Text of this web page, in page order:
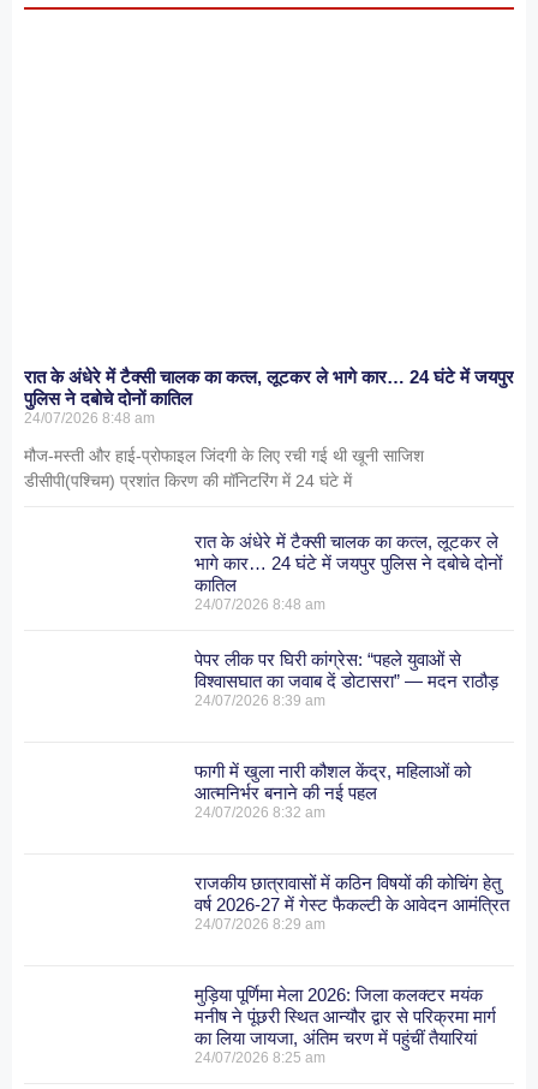
रात के अंधेरे में टैक्सी चालक का कत्ल, लूटकर ले भागे कार… 24 घंटे में जयपुर
पुलिस ने दबोचे दोनों कातिल
24/07/2026 8:48 am
मौज-मस्ती और हाई-प्रोफाइल जिंदगी के लिए रची गई थी खूनी साजिश
डीसीपी(पश्चिम) प्रशांत किरण की मॉनिटरिंग में 24 घंटे में
रात के अंधेरे में टैक्सी चालक का कत्ल, लूटकर ले
भागे कार… 24 घंटे में जयपुर पुलिस ने दबोचे दोनों
कातिल
24/07/20268:48 am
पेपर लीक पर घिरी कांग्रेस: “पहले युवाओं से
विश्वासघात का जवाब दें डोटासरा” — मदन राठौड़
24/07/20268:39 am
फागी में खुला नारी कौशल केंद्र, महिलाओं को
आत्मनिर्भर बनाने की नई पहल
24/07/20268:32 am
राजकीय छात्रावासों में कठिन विषयों की कोचिंग हेतु
वर्ष 2026-27 में गेस्ट फैकल्टी के आवेदन आमंत्रित
24/07/20268:29 am
मुड़िया पूर्णिमा मेला 2026: जिला कलक्टर मयंक
मनीष ने पूंछरी स्थित आन्यौर द्वार से परिक्रमा मार्ग
का लिया जायजा, अंतिम चरण में पहुंचीं तैयारियां
24/07/20268:25 am